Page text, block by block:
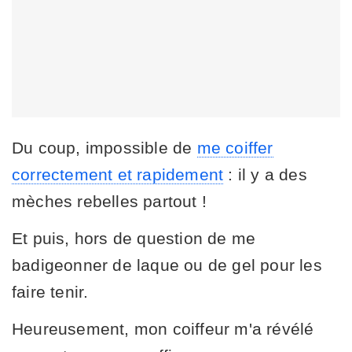
Du coup, impossible de me coiffer
correctement et rapidement : il y a des
mèches rebelles partout !
Et puis, hors de question de me
badigeonner de laque ou de gel pour les
faire tenir.
Heureusement, mon coiffeur m'a révélé